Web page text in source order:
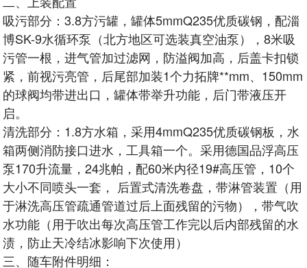
吸污部分：3.8方污罐，罐体5mmQ235优质碳钢，配淄
博SK-9水循环泵（北方地区可选装真空油泵），8米吸
污管一根，进气管加过滤网，防溢阀加高，后盖卡扣锁
紧，前视污亮管，后尾部加装1个力拓牌**mm、150mm
的球阀均带进出口，罐体带举升功能，后门带液压开
启。
清洗部分：1.8方水箱，采用4mmQ235优质碳钢板，水
箱两侧消防接口进水，工具箱一个。采用德国品浮高压
泵170升流量，24兆帕，配60米内径19#高压管，10个
大小不同喷头一套， 后置式清洗卷盘，带淋管装置（用
于淋洗高压管疏通管道过后上面残留的污物），带气吹
水功能（用于吹出每次高压管工作完以后内部残留的水
渍，防止天冷结冰影响下次使用）
三、随车附件明细：